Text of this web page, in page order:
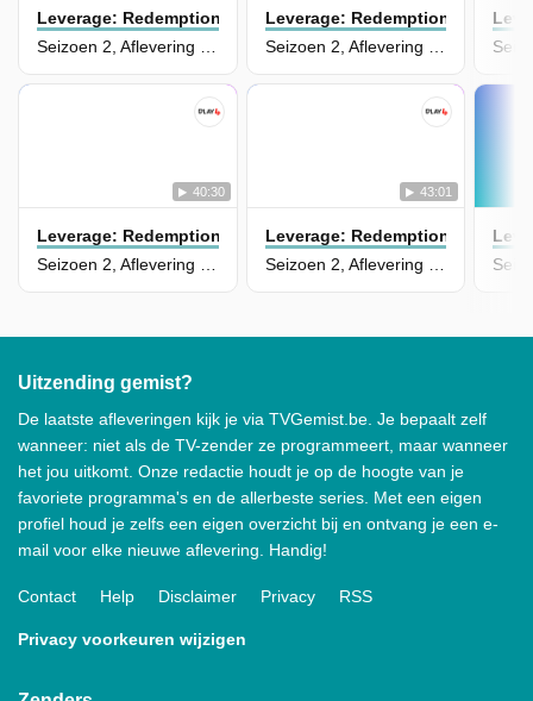
Leverage: Redemption
Seizoen 2, Aflevering 9 - The Pyramid Job
Leverage: Redemption
Seizoen 2, Aflevering 8 - The Turkish Prisoner Job
40:30
Leverage: Redemption
43:01
Leverage: Redemption
Uitzending gemist?
De laatste afleveringen kijk je via TVGemist.be. Je bepaalt zelf
wanneer: niet als de TV-zender ze programmeert, maar wanneer
het jou uitkomt. Onze redactie houdt je op de hoogte van je
favoriete programma's en de allerbeste series. Met een eigen
profiel houd je zelfs een eigen overzicht bij en ontvang je een e-
mail voor elke nieuwe aflevering. Handig!
Contact Help Disclaimer Privacy RSS
Privacy voorkeuren wijzigen